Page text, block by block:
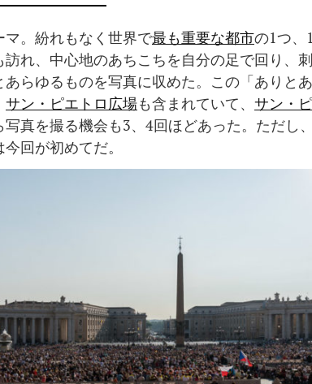
マ。紛れもなく世界で最も重要な都市の1つ、
訪れ、中心地のあちこちを自分の足で回り、
あらゆるものを写真に収めた。この「ありと
サン・ピエトロ広場も含まれていて、 サン・
写真を撮る機会も3、4回ほどあった。ただし
回が初めてだ。